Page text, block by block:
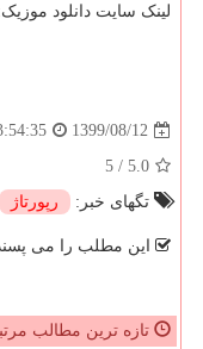
لینک سایت دانلود
1399/08/12
5.0
/
5
تگهای خبر:
رپورتاژ
این مطلب را می
تازه ترین مطالب